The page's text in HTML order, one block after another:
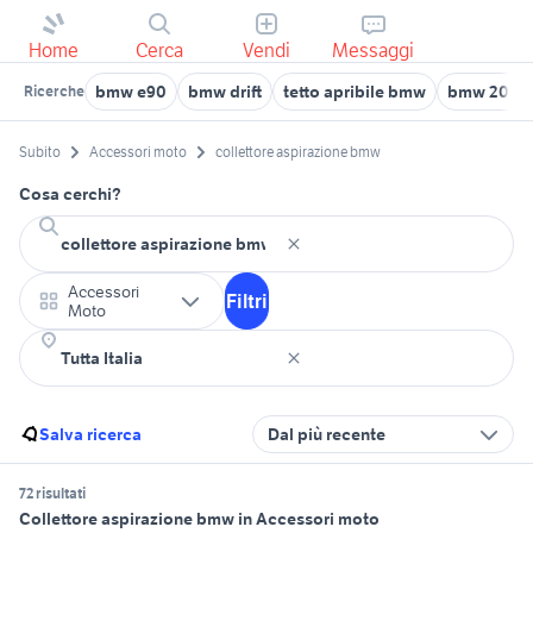
Home Cerca Vendi Messaggi
Ricerche bmw e90 bmw drift tetto apribile bmw bmw
Subito Accessori moto collettore aspirazione bmw
Cosa cerchi?
Accessori
Moto
Filtri
Salva ricerca Dal più recente
72 risultati
Collettore aspirazione bmw in Accessori moto